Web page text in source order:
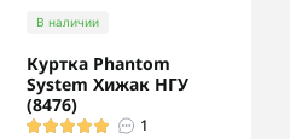
В наличии
Куртка Phantom
System Хижак НГУ
(8476)
1